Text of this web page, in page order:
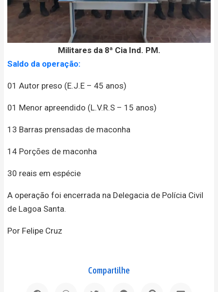
Militares da 8ª Cia Ind. PM.
Saldo da operação:
01 Autor preso (E.J.E – 45 anos)
01 Menor apreendido (L.V.R.S – 15 anos)
13 Barras prensadas de maconha
14 Porções de maconha
30 reais em espécie
A operação foi encerrada na Delegacia de Polícia Civil
de Lagoa Santa.
Por Felipe Cruz
Compartilhe